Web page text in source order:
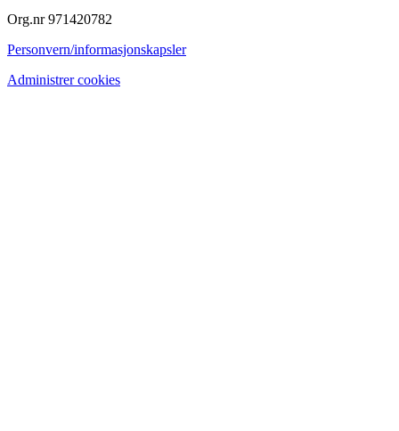
Org.nr 971420782
Personvern/informasjonskapsler
Administrer cookies